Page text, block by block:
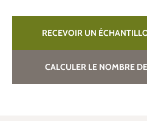
RECEVOIR UN
CALCULER LE NOMBRE